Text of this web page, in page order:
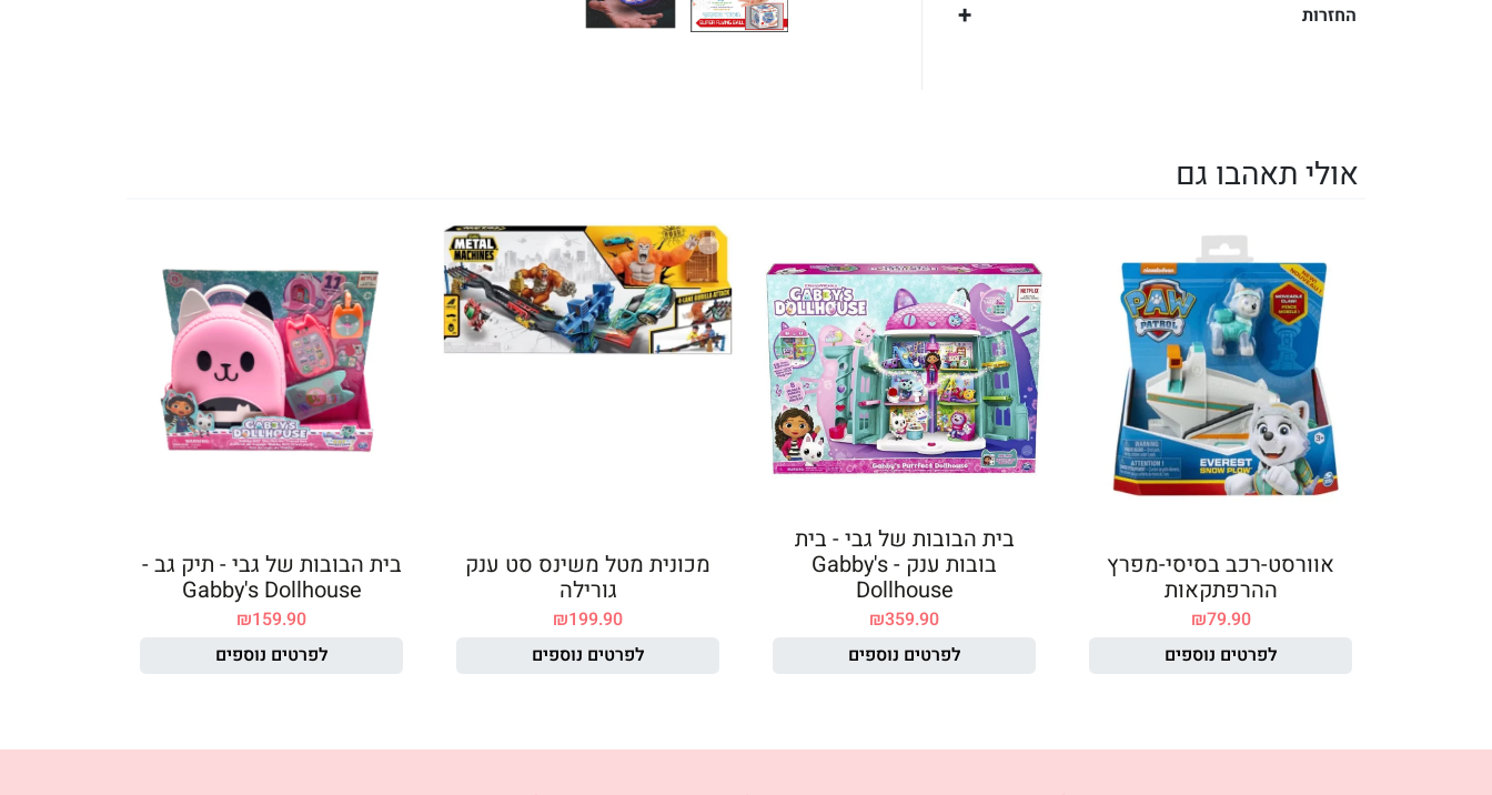
החזרות
אולי תאהבו גם
אוורסט-רכב בסיסי-מפרץ
ההרפתקאות
₪79.90
לפרטים נוספים
בית הבובות של גבי - בית
בובות ענק - Gabby's
Dollhouse
₪359.90
לפרטים נוספים
מכונית מטל משינס סט ענק
גורילה
₪199.90
לפרטים נוספים
בית הבובות של גבי - תיק גב -
Gabby's Dollhouse
₪159.90
לפרטים נוספים